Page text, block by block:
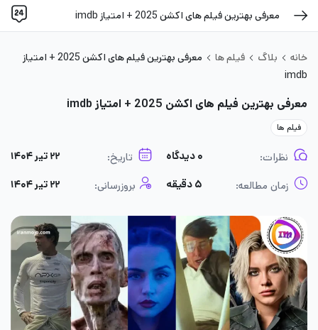
معرفی بهترین فیلم های اکشن 2025 + امتیاز imdb
خانه بلاگ فیلم ها
معرفی بهترین فیلم های اکشن 2025 + امتیاز
imdb
معرفی بهترین فیلم های اکشن 2025 + امتیاز imdb
فیلم ها
نظرات: ۰ دیدگاه تاریخ: ۲۲ تیر ۱۴۰۴
زمان مطالعه: ۵ دقیقه بروزرسانی: ۲۲ تیر ۱۴۰۴